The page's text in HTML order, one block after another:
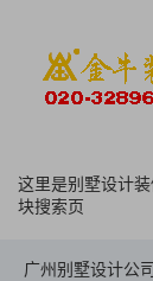
这里是别墅设计
块搜索页
广州别墅设计公